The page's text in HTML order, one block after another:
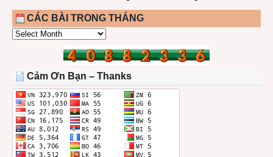
CÁC BÀI TRONG THÁNG
CÁC
THÁNG
Cảm Ơn Bạn – Thanks